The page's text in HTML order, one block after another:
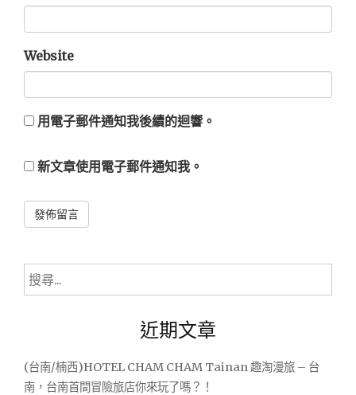
Website
用電子郵件通知我後續的迴響。
新文章使用電子郵件通知我。
搜
尋
近期文章
(台南/楠西)HOTEL CHAM CHAM Tainan 趣淘漫旅 – 台
南，台南首間冒險旅店你來玩了嗎？！